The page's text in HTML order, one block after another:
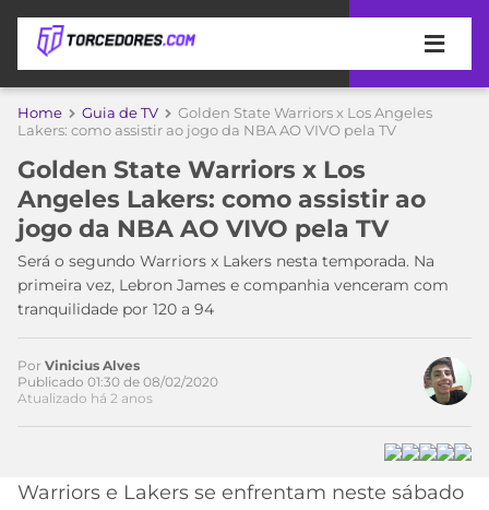
APOSTAS
DE
APOSTA
MELHORES
SITES
DE
APOSTAS
2026
COPA
DO
MUNDO
TIMES
MEU
TIME
CAMPEONATOS
A
Home Guia de TV
Golden State Warriors x Los Angeles
Lakers: como assistir ao jogo da NBA AO VIVO pela TV
Golden State Warriors x Los
Angeles Lakers: como assistir ao
jogo da NBA AO VIVO pela TV
Será o segundo Warriors x Lakers nesta temporada. Na
primeira vez, Lebron James e companhia venceram com
tranquilidade por 120 a 94
Acesse o perfil do autor
no Twitter
Por Vinicius Alves
Publicado 01:30 de 08/02/2020
Atualizado há 2 anos
Warriors e Lakers se enfrentam neste sábado